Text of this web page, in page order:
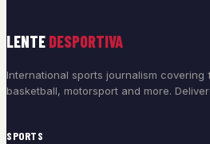
LENTE DESPORTIVA
International sports journalism covering
basketball, motorsport and more.
SPORTS